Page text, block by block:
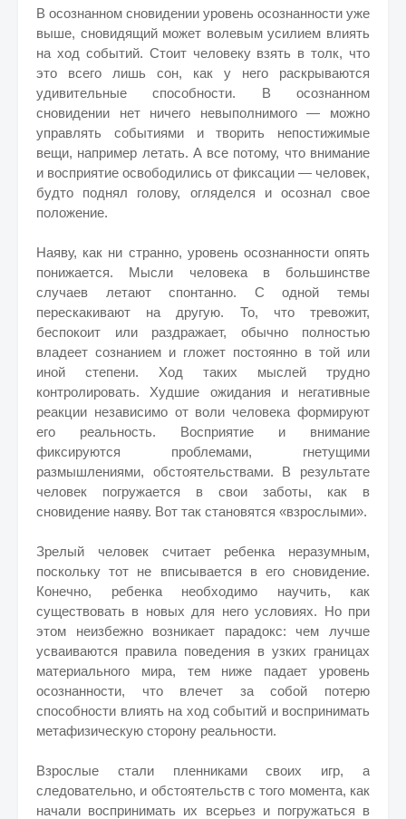
В осознанном сновидении уровень осознанности уже
выше, сновидящий может волевым усилием влиять
на ход событий. Стоит человеку взять в толк, что
это всего лишь сон, как у него раскрываются
удивительные способности. В осознанном
сновидении нет ничего невыполнимого — можно
управлять событиями и творить непостижимые
вещи, например летать. А все потому, что внимание
и восприятие освободились от фиксации — человек,
будто поднял голову, огляделся и осознал свое
положение.
Наяву, как ни странно, уровень осознанности опять
понижается. Мысли человека в большинстве
случаев летают спонтанно. С одной темы
перескакивают на другую. То, что тревожит,
беспокоит или раздражает, обычно полностью
владеет сознанием и гложет постоянно в той или
иной степени. Ход таких мыслей трудно
контролировать. Худшие ожидания и негативные
реакции независимо от воли человека формируют
его реальность. Восприятие и внимание
фиксируются проблемами, гнетущими
размышлениями, обстоятельствами. В результате
человек погружается в свои заботы, как в
сновидение наяву. Вот так становятся «взрослыми».
Зрелый человек считает ребенка неразумным,
поскольку тот не вписывается в его сновидение.
Конечно, ребенка необходимо научить, как
существовать в новых для него условиях. Но при
этом неизбежно возникает парадокс: чем лучше
усваиваются правила поведения в узких границах
материального мира, тем ниже падает уровень
осознанности, что влечет за собой потерю
способности влиять на ход событий и воспринимать
метафизическую сторону реальности.
Взрослые стали пленниками своих игр, а
следовательно, и обстоятельств с того момента, как
начали воспринимать их всерьез и погружаться в